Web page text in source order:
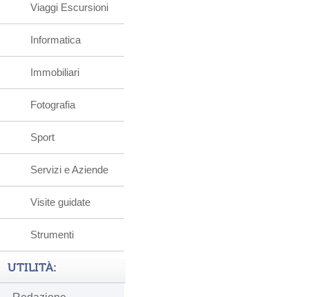
Viaggi Escursioni
Informatica
Immobiliari
Fotografia
Sport
Servizi e Aziende
Visite guidate
Strumenti
UTILITÀ: